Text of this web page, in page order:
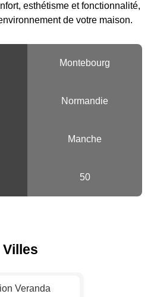
esthétisme et fonctionnalité,
de votre maison.
Montebourg
Normandie
Manche
50
Villes
Veranda